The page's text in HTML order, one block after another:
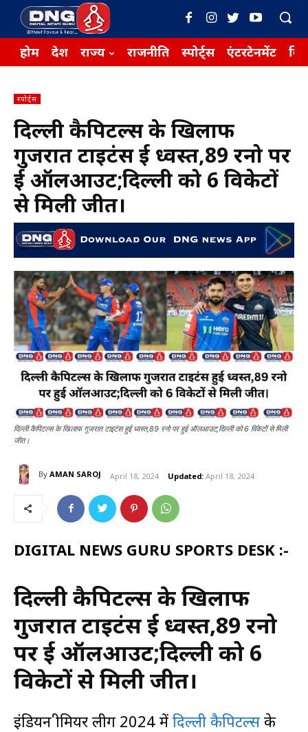
होम देश राज्य राजनीति स्पोर्ट्स एंटरटेनमेंट
स्पोर्ट्स
दिल्ली कैपिटल्स के खिलाफ
गुजरात टाइटंस हुई ध्वस्त,89 रनो पर
हुई ऑलआउट;दिल्ली को 6 विकेटों
से मिली जीत।
दिल्ली कैपिटल्स के खिलाफ गुजरात टाइटंस हुई ध्वस्त,89 रनो पर हुई ऑलआउट;दिल्ली को 6 विकेटों से मिली
जीत।
By AMAN SAROJ April 18, 2024 Updated: April 18, 2024
DIGITAL NEWS GURU SPORTS DESK :-
दिल्ली कैपिटल्स के खिलाफ
गुजरात टाइटंस हुई ध्वस्त,89 रनो
पर हुई ऑलआउट;दिल्ली को 6
विकेटों से मिली जीत।
इंडियन प्रीमियर लीग 2024 में दिल्ली कैपिटल्स के